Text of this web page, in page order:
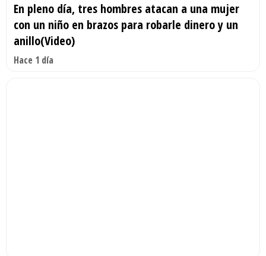
En pleno día, tres hombres atacan a una mujer
con un niño en brazos para robarle dinero y un
anillo(Video)
Hace 1 día